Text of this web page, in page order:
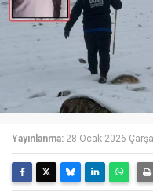
Yayınlanma: 28 Ocak 2026